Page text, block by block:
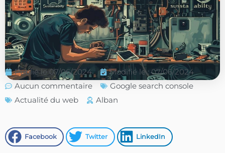
Publié le 07/06/2024
Modifié le : 07/06/2024
Aucun commentaire
Google search console
Actualité du web
Alban
Facebook Twitter LinkedIn